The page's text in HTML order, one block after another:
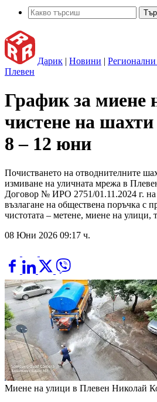
Дарик | Новини |
Плевен
График за миене
чистене на
8 – 12 юни
Почистването на отводнителните
измиване на уличната мрежа в
Договор № ИРО 2751/01.11.2024 г.
възлагане на обществена поръчка с
чистотата – метене, миене на улици,
08 Юни 2026 09:17 ч.
Миене на улици в Плевен Николай